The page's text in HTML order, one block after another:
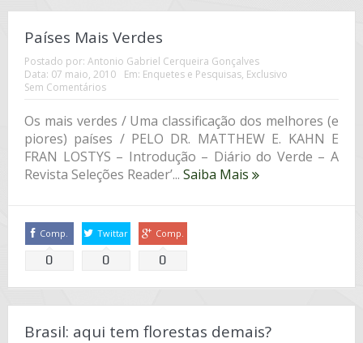
Países Mais Verdes
Postado por: Antonio Gabriel Cerqueira Gonçalves
Data: 07 maio, 2010 Em: Enquetes e Pesquisas, Exclusivo
Sem Comentários
Os mais verdes / Uma classificação dos melhores (e
piores) países / PELO DR. MATTHEW E. KAHN E
FRAN LOSTYS – Introdução – Diário do Verde – A
Revista Seleções Reader’... Saiba Mais
Comp.
0
Twittar
0
Comp.
0
Brasil: aqui tem florestas demais?